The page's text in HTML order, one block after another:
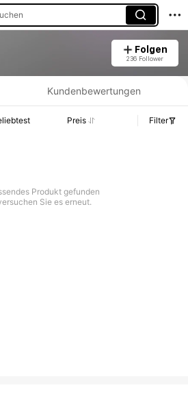
Folgen
236 Follower
Verkaufs- und Lagerbestandsdetails.
Kundenbewertungen
Preis Filter
Produkt gefunden
Sie es erneut.